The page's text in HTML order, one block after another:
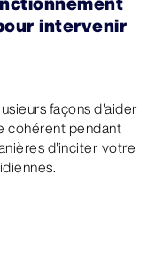
intervenir
façons d'aider
cohérent pendant
d'inciter votre